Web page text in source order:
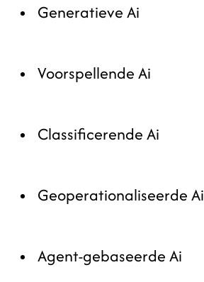
Generatieve Ai
Voorspellende Ai
Classificerende Ai
Geoperationaliseerde Ai
Agent-gebaseerde Ai